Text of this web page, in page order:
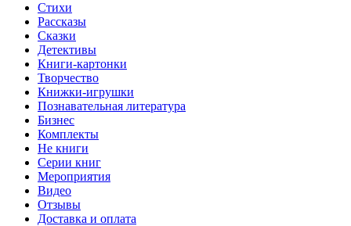
Стихи
Рассказы
Сказки
Детективы
Книги-картонки
Творчество
Книжки-игрушки
Познавательная литература
Бизнес
Комплекты
Не книги
Серии книг
Мероприятия
Видео
Отзывы
Доставка и оплата